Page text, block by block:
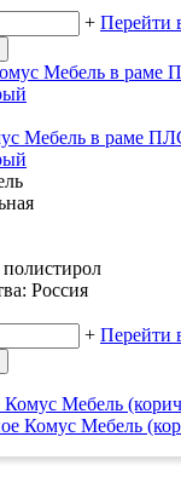
+ Перейти
Мебель в раме
Россия
+ Перейти
Комус Мебель